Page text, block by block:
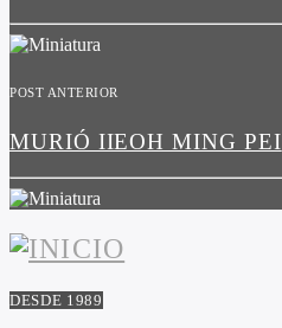
POST ANTERIOR
MURIÓ IIEOH MING PEI
DESDE 1989